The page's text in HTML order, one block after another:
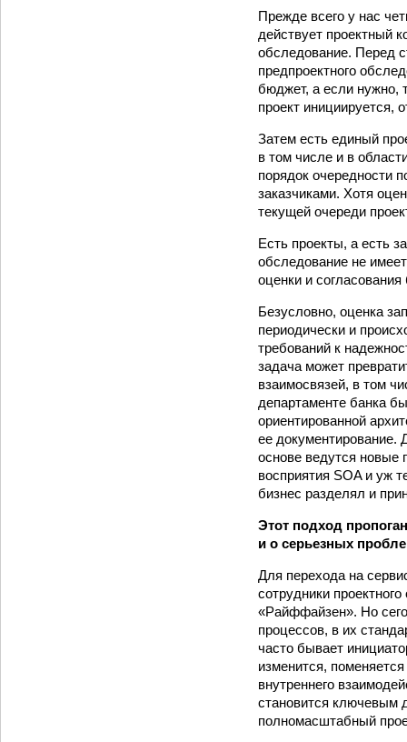
Прежде всего у нас
действует проектный
обследование. Перед
предпроектного
бюджет, а если нужно,
проект инициируется,
Затем есть единый
в том числе и в
порядок очередности
заказчиками. Хотя
текущей очереди
Есть проекты, а есть
обследование не
оценки и
Безусловно, оценка
периодически и
требований к
задача может
взаимосвязей, в том
департаменте банка
ориентированной
ее документирование.
основе ведутся новые
восприятия SOA и уж
бизнес разделял и
Этот подход
и о серьезных
Для перехода на
сотрудники
«Райффайзен». Но
процессов, в их
часто бывает
изменится,
внутреннего
становится ключевым
полномасштабный